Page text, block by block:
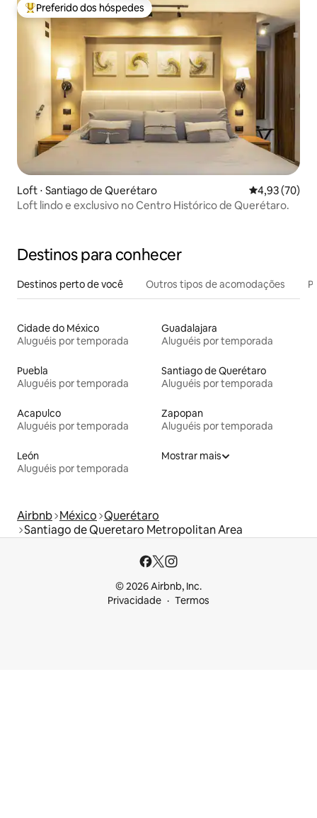
Entre os melhores preferidos dos hóspedes
Preferido dos hóspedes
Loft ⋅ Santiago de Querétaro 4,93 de uma
4,93 (70)
Loft lindo e exclusivo no Centro Histórico de Querétaro.
Destinos para conhecer
Destinos perto de você Outros tipos de acomodações
Cidade do México
Aluguéis por temporada
Guadalajara
Aluguéis por temporada
Puebla
Aluguéis por temporada
Santiago de Querétaro
Aluguéis por temporada
Acapulco
Aluguéis por temporada
Zapopan
Aluguéis por temporada
León
Aluguéis por temporada
Mostrar mais
Airbnb México Querétaro
Santiago de Queretaro Metropolitan Area
© 2026 Airbnb, Inc.
Privacidade
Termos